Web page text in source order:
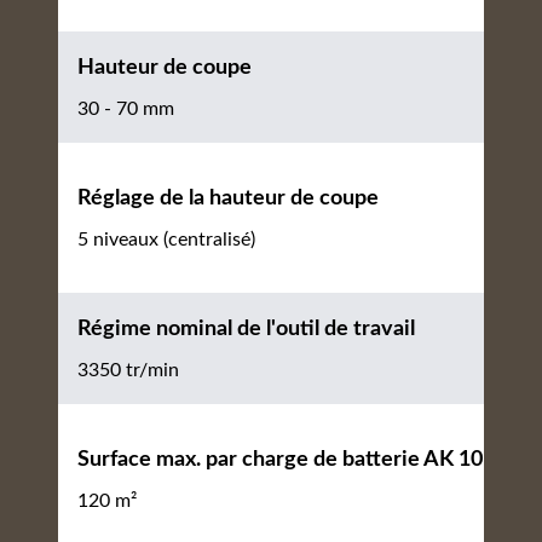
Hauteur de coupe
30 - 70 mm
Réglage de la hauteur de coupe
5 niveaux (centralisé)
Régime nominal de l'outil de travail
3350 tr/min
Surface max. par charge de batterie AK 10
120 m²